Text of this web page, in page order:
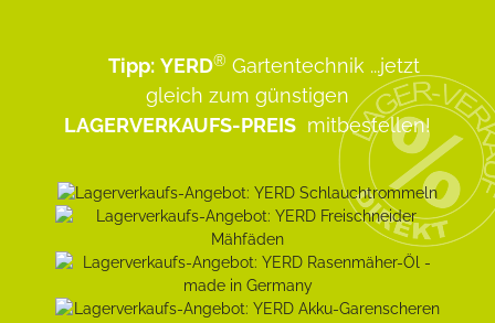
Tipp: YERD® Gartentechnik ...jetzt
gleich zum günstigen
LAGERVERKAUFS-PREIS mitbestellen!